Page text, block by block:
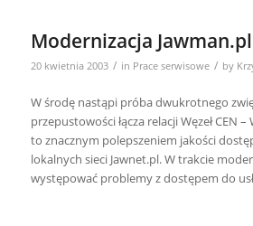
Modernizacja Jawman.pl
20 kwietnia 2003 / in Prace serwisowe / by
W środę nastąpi próba dwukrotnego
przepustowości łącza relacji Węzeł CEN –
to znacznym polepszeniem jakości
lokalnych sieci Jawnet.pl. W trakcie
występować problemy z dostępem do